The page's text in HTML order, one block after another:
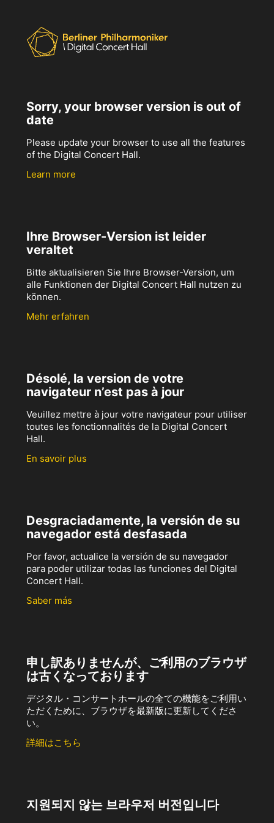
Sorry, your browser version is out of
date
Please update your browser to use all the features
of the Digital Concert Hall.
Learn more
Ihre Browser-Version ist leider
veraltet
Bitte aktualisieren Sie Ihre Browser-Version, um
alle Funktionen der Digital Concert Hall nutzen zu
können.
Mehr erfahren
Désolé, la version de votre
navigateur n’est pas à jour
Veuillez mettre à jour votre navigateur pour utiliser
toutes les fonctionnalités de la Digital Concert
Hall.
En savoir plus
Desgraciadamente, la versión de su
navegador está desfasada
Por favor, actualice la versión de su navegador
para poder utilizar todas las funciones del Digital
Concert Hall.
Saber más
申し訳ありませんが、ご利用のブラウザ
は古くなっております
デジタル・コンサートホールの全ての機能をご利用い
ただくために、ブラウザを最新版に更新してくださ
い。
詳細はこちら
지원되지 않는 브라우저 버전입니다